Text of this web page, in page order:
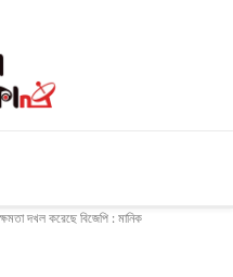
দখল করেছে বিজেপি : মানিক